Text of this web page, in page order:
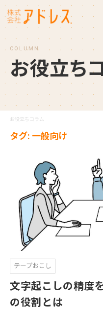
お役立ちコラム
COLUMN
お役立ち
タグ: 一般向け
テープおこし
文字起こしの精度
の役割とは